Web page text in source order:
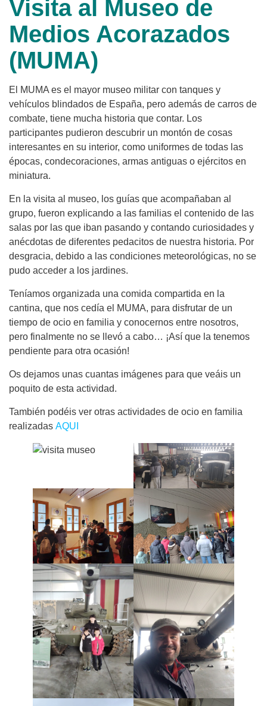
Visita al Museo de
Medios Acorazados
(MUMA)
El MUMA es el mayor museo militar con tanques y
vehículos blindados de España, pero además de carros de
combate, tiene mucha historia que contar. Los
participantes pudieron descubrir un montón de cosas
interesantes en su interior, como uniformes de todas las
épocas, condecoraciones, armas antiguas o ejércitos en
miniatura.
En la visita al museo, los guías que acompañaban al
grupo, fueron explicando a las familias el contenido de las
salas por las que iban pasando y contando curiosidades y
anécdotas de diferentes pedacitos de nuestra historia. Por
desgracia, debido a las condiciones meteorológicas, no se
pudo acceder a los jardines.
Teníamos organizada una comida compartida en la
cantina, que nos cedía el MUMA, para disfrutar de un
tiempo de ocio en familia y conocernos entre nosotros,
pero finalmente no se llevó a cabo… ¡Así que la tenemos
pendiente para otra ocasión!
Os dejamos unas cuantas imágenes para que veáis un
poquito de esta actividad.
También podéis ver otras actividades de ocio en familia
realizadas AQUI